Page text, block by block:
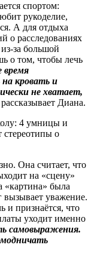
спортом:
рукоделие,
А для отдыха
о расследованиях
за большой
о том, чтобы лечь
время
на кровать и
не хватает,
Диана.
Она считает, что
на «сцену»
«картина» была
вызывает уважение.
и признаётся, что
уходит именно
самовыражения.